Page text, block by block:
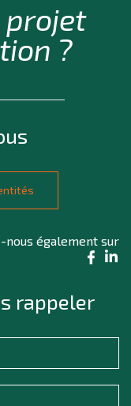
projet
?
nous également sur
rappeler